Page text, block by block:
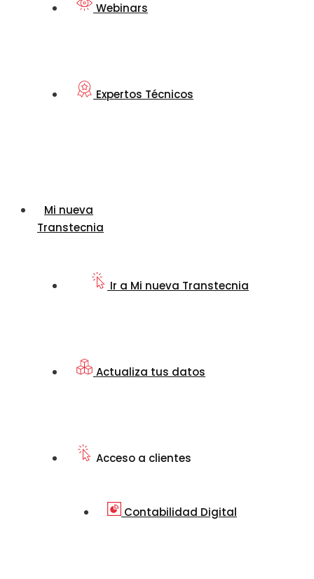
Webinars
Expertos Técnicos
Mi nueva
Transtecnia
Ir a Mi nueva Transtecnia
Actualiza tus datos
Acceso a clientes
Contabilidad Digital